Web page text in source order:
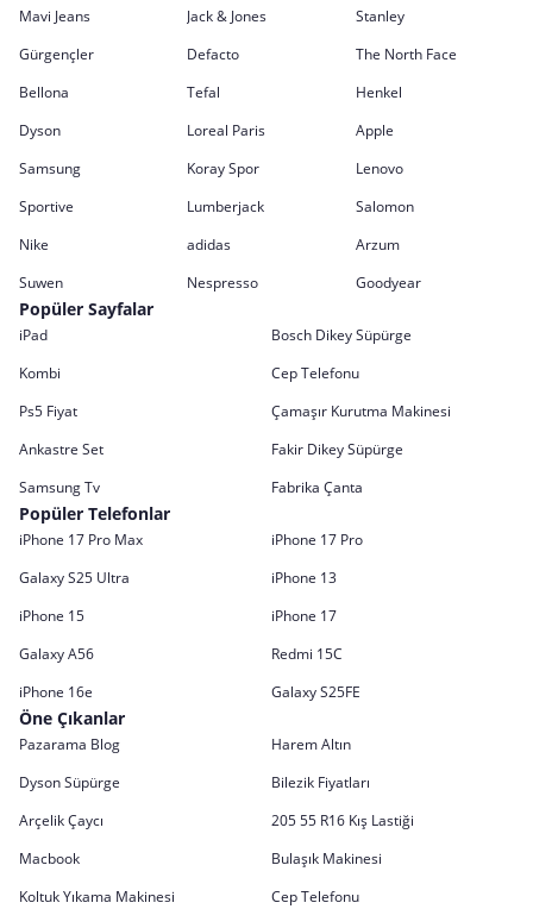
Mavi Jeans
Jack & Jones
Stanley
Gürgençler
Defacto
The North Face
Bellona
Tefal
Henkel
Dyson
Loreal Paris
Apple
Samsung
Koray Spor
Lenovo
Sportive
Lumberjack
Salomon
Nike
adidas
Arzum
Suwen
Nespresso Goodyear
Popüler Sayfalar
iPad
Bosch Dikey Süpürge
Kombi
Cep Telefonu
Ps5 Fiyat
Çamaşır Kurutma Makinesi
Ankastre Set
Fakir Dikey Süpürge
Samsung Tv
Fabrika Çanta
Popüler Telefonlar
iPhone 17 Pro Max
iPhone 17 Pro
Galaxy S25 Ultra
iPhone 13
iPhone 15
iPhone 17
Galaxy A56
Redmi 15C
iPhone 16e
Galaxy S25FE
Öne Çıkanlar
Pazarama Blog
Harem Altın
Dyson Süpürge
Bilezik Fiyatları
Arçelik Çaycı
205 55 R16 Kış Lastiği
Macbook
Bulaşık Makinesi
Koltuk Yıkama Makinesi
Cep Telefonu